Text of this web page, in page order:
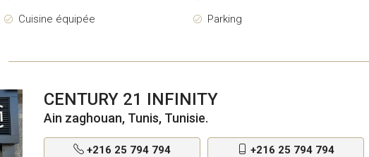
Cuisine équipée
Parking
CENTURY 21 INFINITY
Ain zaghouan, Tunis, Tunisie.
+216 25 794 794 +216 25 794 794